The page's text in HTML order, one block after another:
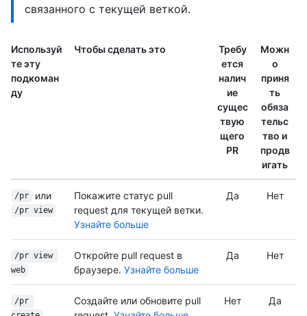
связанного с текущей веткой.
Используй
те эту
подкоман
ду
Чтобы сделать это
Требу
ется
налич
ие
сущес
твую
щего
PR
Можн
о
приня
ть
обяза
тельс
тво и
продв
игать
/pr или
/pr view
Покажите статус pull
request для текущей ветки.
Узнайте больше
Да Нет
/pr view
web
Откройте pull request в
браузере. Узнайте больше
Да Нет
/pr
Создайте или обновите pull
Нет Да